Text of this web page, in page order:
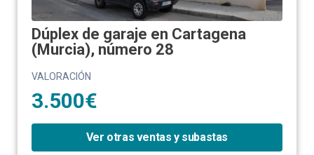
Dúplex de garaje en Cartagena
(Murcia), número 28
VALORACIÓN
3.500€
Ver otras ventas y subastas